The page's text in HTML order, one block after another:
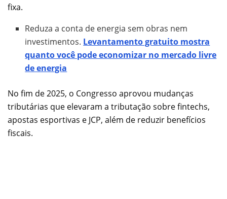
fixa.
Reduza a conta de energia sem obras nem
investimentos. Levantamento gratuito mostra
quanto você pode economizar no mercado livre
de energia
No fim de 2025, o Congresso aprovou mudanças
tributárias que elevaram a tributação sobre fintechs,
apostas esportivas e JCP, além de reduzir benefícios
fiscais.